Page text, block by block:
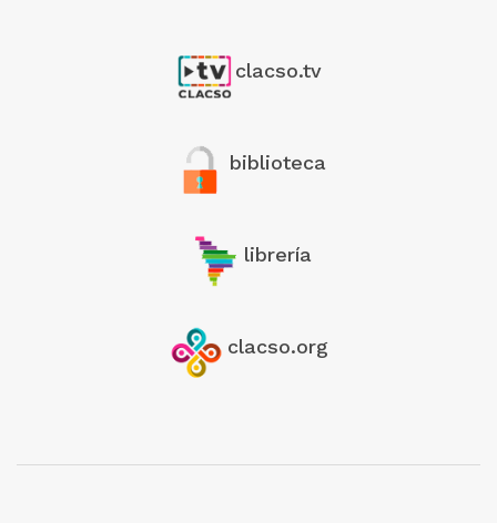
clacso.tv
biblioteca
librería
clacso.org